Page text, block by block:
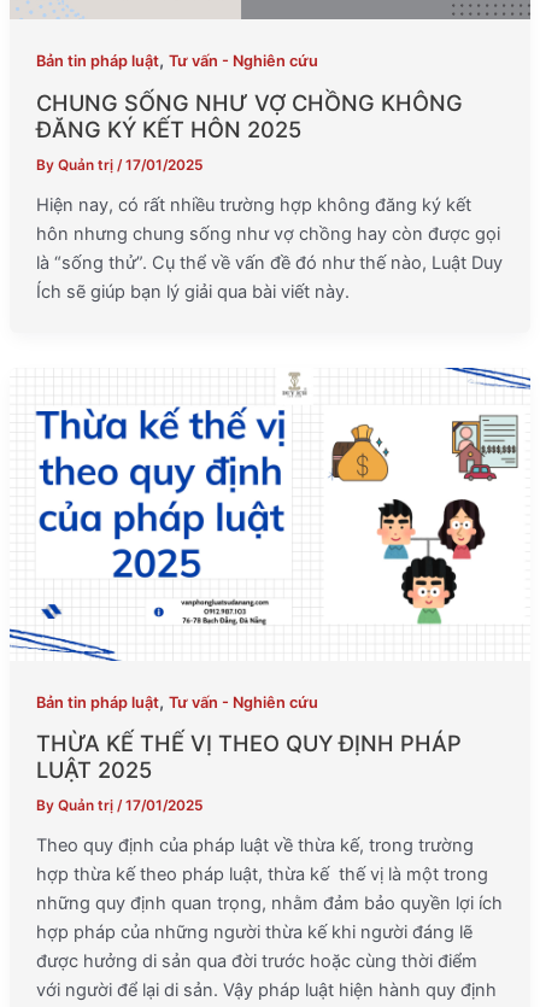
Bản tin pháp luật, Tư vấn - Nghiên cứu
CHUNG SỐNG NHƯ VỢ CHỒNG KHÔNG
ĐĂNG KÝ KẾT HÔN 2025
By Quản trị /17/01/2025
Hiện nay, có rất nhiều trường hợp không đăng ký kết
hôn nhưng chung sống như vợ chồng hay còn được gọi
là “sống thử”. Cụ thể về vấn đề đó như thế nào, Luật Duy
Ích sẽ giúp bạn lý giải qua bài viết này.
Bản tin pháp luật, Tư vấn - Nghiên cứu
THỪA KẾ THẾ VỊ THEO QUY ĐỊNH PHÁP
LUẬT 2025
By Quản trị /17/01/2025
Theo quy định của pháp luật về thừa kế, trong trường
hợp thừa kế theo pháp luật, thừa kế thế vị là một trong
những quy định quan trọng, nhằm đảm bảo quyền lợi ích
hợp pháp của những người thừa kế khi người đáng lẽ
được hưởng di sản qua đời trước hoặc cùng thời điểm
với người để lại di sản. Vậy pháp luật hiện hành quy định